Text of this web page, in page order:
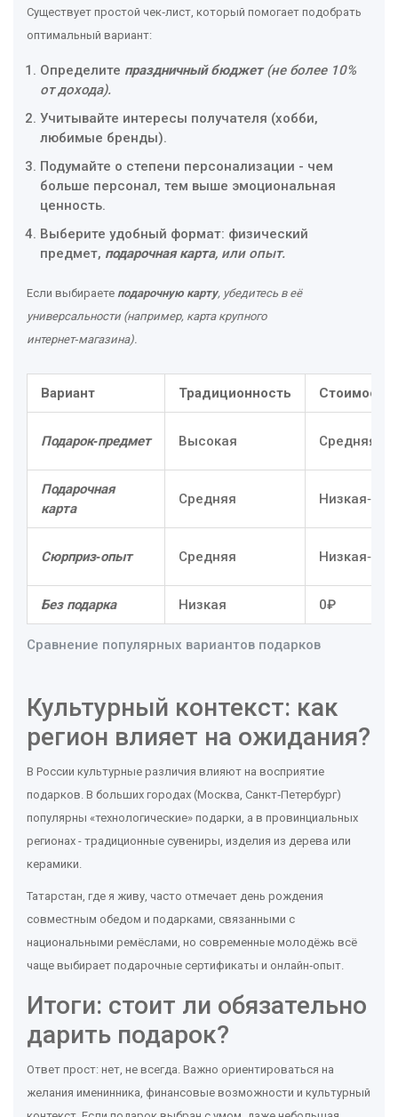
Существует простой чек‑лист, который помогает подобрать
оптимальный вариант:
Определите праздничный бюджет(не более 10%
от дохода).
Учитывайте интересы получателя (хобби,
любимые бренды).
Подумайте о степени персонализации - чем
больше персонал, тем выше эмоциональная
ценность.
Выберите удобный формат: физический
предмет, подарочная карта, или опыт.
Если выбираете подарочную карту, убедитесь в её
универсальности (например, карта крупного
интернет‑магазина).
Сравнение популярных вариантов подарков
Вариант Традиционность Стоимость
Подарок‑предмет Высокая
Подарочная
карта
Средняя
Сюрприз‑опыт Средняя
Без подарка Низкая 0₽
Культурный контекст: как
регион влияет на ожидания?
В России культурные различия влияют на восприятие
подарков. В больших городах (Москва, Санкт‑Петербург)
популярны «технологические» подарки, а в провинциальных
регионах - традиционные сувениры, изделия из дерева или
керамики.
Татарстан, где я живу, часто отмечает день рождения
совместным обедом и подарками, связанными с
национальными ремёслами, но современные молодёжь всё
чаще выбирает подарочные сертификаты и онлайн‑опыт.
Итоги: стоит ли обязательно
дарить подарок?
Ответ прост: нет, не всегда. Важно ориентироваться на
желания именинника, финансовые возможности и культурный